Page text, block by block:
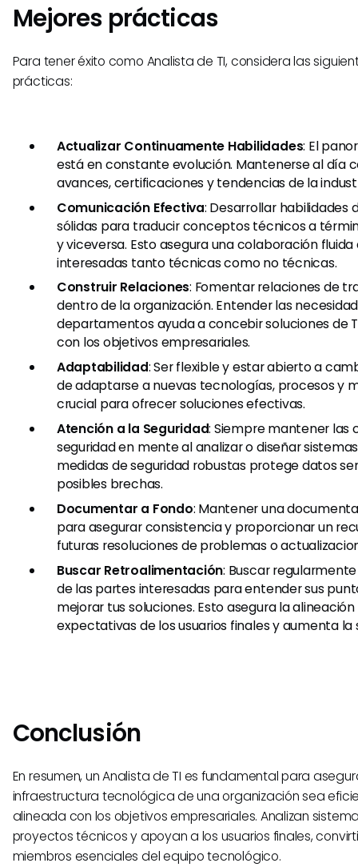
Mejores prácticas
​Para tener éxito como Analista de TI, considera las
prácticas:
Actualizar Continuamente Habilidades: El
está en constante evolución. Mantenerse al día
avances, certificaciones y tendencias de la
Comunicación Efectiva: Desarrollar habilidades
sólidas para traducir conceptos técnicos a
y viceversa. Esto asegura una colaboración
interesadas tanto técnicas como no técnicas.
Construir Relaciones: Fomentar relaciones de
dentro de la organización. Entender las
departamentos ayuda a concebir soluciones de
con los objetivos empresariales.
Adaptabilidad: Ser flexible y estar abierto a
de adaptarse a nuevas tecnologías, procesos y
crucial para ofrecer soluciones efectivas.
Atención a la Seguridad: Siempre mantener las
seguridad en mente al analizar o diseñar
medidas de seguridad robustas protege datos
posibles brechas.
Documentar a Fondo: Mantener una
para asegurar consistencia y proporcionar un
futuras resoluciones de problemas o
Buscar Retroalimentación: Buscar
de las partes interesadas para entender sus
mejorar tus soluciones. Esto asegura la
expectativas de los usuarios finales y aumenta la
Conclusión
​En resumen, un Analista de TI es fundamental para
infraestructura tecnológica de una organización sea
alineada con los objetivos empresariales. Analizan
proyectos técnicos y apoyan a los usuarios finales,
miembros esenciales del equipo tecnológico.